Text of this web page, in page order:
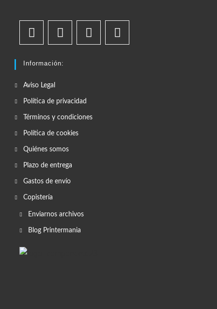
Información:
Aviso Legal
Política de privacidad
Términos y condiciones
Política de cookies
Quiénes somos
Plazo de entrega
Gastos de envío
Copistería
Enviarnos archivos
Blog Printermania